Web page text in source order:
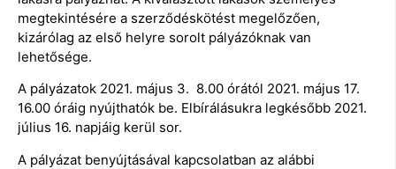
megtekintésére a szerződéskötést megelőzően,
kizárólag az első helyre sorolt pályázóknak van
lehetősége.
A pályázatok 2021. május 3. 8.00 órától 2021. május 17.
16.00 óráig nyújthatók be. Elbírálásukra legkésőbb 2021.
július 16. napjáig kerül sor.
A pályázat benyújtásával kapcsolatban az alábbi